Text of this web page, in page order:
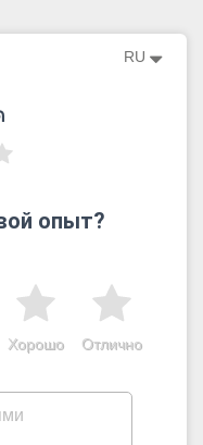
RU
опыт?
Отлично
Хорошо